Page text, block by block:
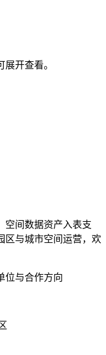
开查看。
空间数据资产入表支
区与城市空间运营，欢
位与合作方向